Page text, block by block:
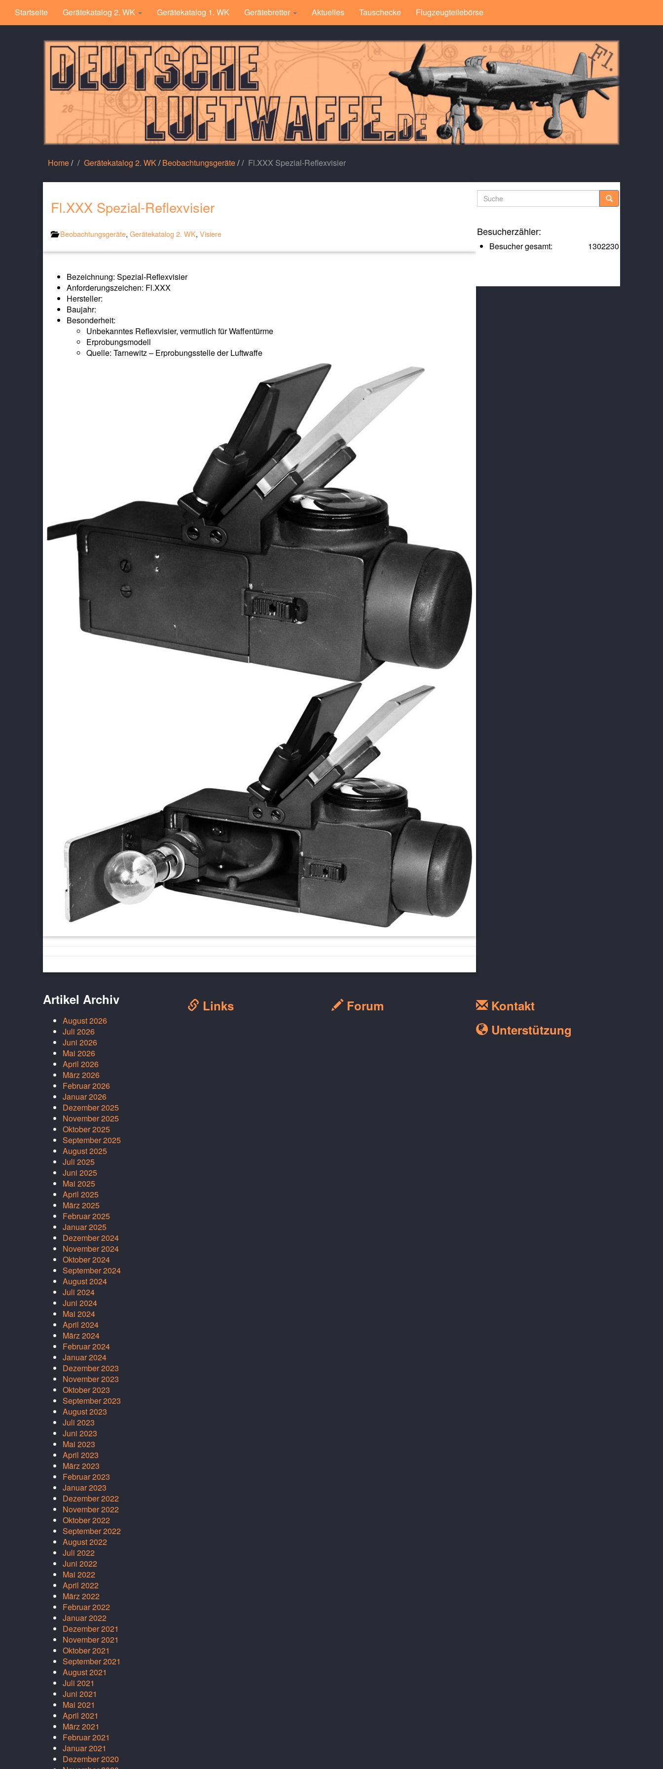
Startseite Gerätekatalog 2. WK Gerätekatalog 1. WK Gerätebretter Aktuelles Tauschecke Flugzeugteilebörse
Home/ Gerätekatalog 2. WK /Beobachtungsgeräte/ Fl.XXX Spezial-Reflexvisier
Fl.XXX Spezial-Reflexvisier
Beobachtungsgeräte, Gerätekatalog 2. WK, Visiere
Bezeichnung: Spezial-Reflexvisier
Anforderungszeichen: Fl.XXX
Hersteller:
Baujahr:
Besonderheit:
Unbekanntes Reflexvisier, vermutlich für Waffentürme
Erprobungsmodell
Quelle: Tarnewitz – Erprobungsstelle der Luftwaffe
Suche
Besucherzähler:
1302230
Besucher gesamt:
Artikel Archiv
August 2026
Juli 2026
Juni 2026
Mai 2026
April 2026
März 2026
Februar 2026
Januar 2026
Dezember 2025
November 2025
Oktober 2025
September 2025
August 2025
Juli 2025
Juni 2025
Mai 2025
April 2025
März 2025
Februar 2025
Januar 2025
Dezember 2024
November 2024
Oktober 2024
September 2024
August 2024
Juli 2024
Juni 2024
Mai 2024
April 2024
März 2024
Februar 2024
Januar 2024
Dezember 2023
November 2023
Oktober 2023
September 2023
August 2023
Juli 2023
Juni 2023
Mai 2023
April 2023
März 2023
Februar 2023
Januar 2023
Dezember 2022
November 2022
Oktober 2022
September 2022
August 2022
Juli 2022
Juni 2022
Mai 2022
April 2022
März 2022
Februar 2022
Januar 2022
Dezember 2021
November 2021
Oktober 2021
September 2021
August 2021
Juli 2021
Juni 2021
Mai 2021
April 2021
März 2021
Februar 2021
Januar 2021
Dezember 2020
Links Forum
Kontakt
Unterstützung